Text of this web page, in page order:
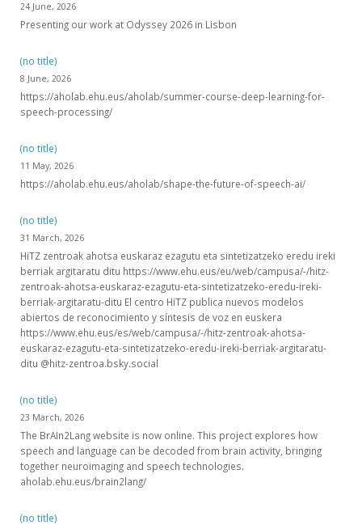
24 June, 2026
Presenting our work at Odyssey 2026 in Lisbon
(no title)
8 June, 2026
https://aholab.ehu.eus/aholab/summer-course-deep-learning-for-
speech-processing/
(no title)
11 May, 2026
https://aholab.ehu.eus/aholab/shape-the-future-of-speech-ai/
(no title)
31 March, 2026
HiTZ zentroak ahotsa euskaraz ezagutu eta sintetizatzeko eredu ireki
berriak argitaratu ditu https://www.ehu.eus/eu/web/campusa/-/hitz-
zentroak-ahotsa-euskaraz-ezagutu-eta-sintetizatzeko-eredu-ireki-
berriak-argitaratu-ditu El centro HiTZ publica nuevos modelos
abiertos de reconocimiento y síntesis de voz en euskera
https://www.ehu.eus/es/web/campusa/-/hitz-zentroak-ahotsa-
euskaraz-ezagutu-eta-sintetizatzeko-eredu-ireki-berriak-argitaratu-
ditu @hitz-zentroa.bsky.social
(no title)
23 March, 2026
The BrAIn2Lang website is now online. This project explores how
speech and language can be decoded from brain activity, bringing
together neuroimaging and speech technologies.
aholab.ehu.eus/brain2lang/
(no title)